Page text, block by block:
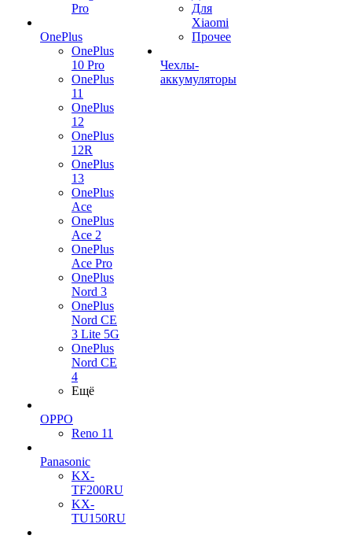
Pro
OnePlus
OnePlus
10 Pro
OnePlus
11
OnePlus
12
OnePlus
12R
OnePlus
13
OnePlus
Ace
OnePlus
Ace 2
OnePlus
Ace Pro
OnePlus
Nord 3
OnePlus
Nord CE
3 Lite 5G
OnePlus
Nord CE
4
Ещё
OPPO
Reno 11
Panasonic
KX-
TF200RU
KX-
TU150RU
Для
Xiaomi
Прочее
Чехлы-
аккумуляторы